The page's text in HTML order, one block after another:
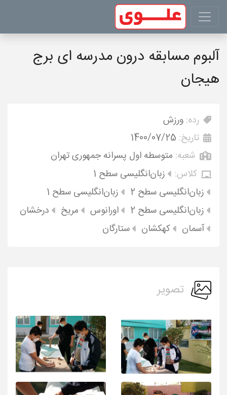
آلبوم مسابقه درون مدرسه ای برج
هیجان
رده: ورزش
تاریخ: 1400/07/25
شعبه: متوسطه اول پسرانه جمهوری تهران
کلاس:
زبان‌انگلیسی سطح 1
زبان‌انگلیسی سطح 2
زبان‌انگلیسی سطح 1
زبان‌انگلیسی سطح 2
اورانوس مریخ
درخشان
آسمان
کهکشان ستارگان
تصویر